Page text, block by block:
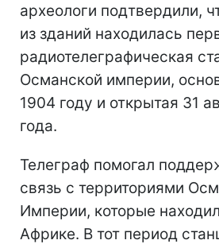
археологи подтвердили,
из зданий находилась
радиотелеграфическая
Османской империи,
1904 году и открытая 31
года.
Телеграф помогал
связь с территориями
Империи, которые
Африке. В тот период